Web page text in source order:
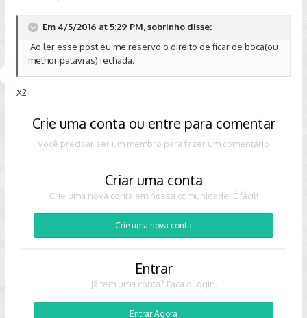
Em 4/5/2016 at 5:29 PM, sobrinho disse:
Ao ler esse post eu me reservo o direito de ficar de boca(ou
melhor palavras) fechada.
X2
Crie uma conta ou entre para comentar
Você precisar ser um membro para fazer um comentário
Criar uma conta
Crie uma nova conta em nossa comunidade. É fácil!
Crie uma nova conta
Entrar
Já tem uma conta? Faça o login.
Entrar Agora